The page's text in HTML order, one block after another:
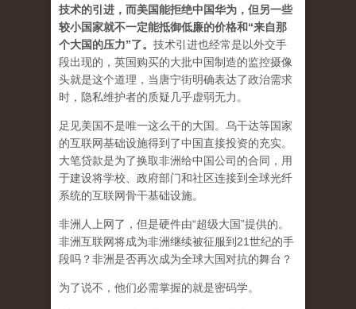
技术的引进，而美国能拒绝中国华为，但另一些
较小国家就不一定能抵御低廉的价格和“来自那
个大国的压力”了。 技术引进也经常是以外交手
段出现的，英国购买的大批中国制造的监控摄像
头就是这个道理，当唐宁街明确表达了政治需求
时，隐私维护者的质疑几乎虚弱无力。
足见美国不是唯一这么干的大国。乌干达等国家
的互联网基础设施得到了中国直接投资的充实。
大笔贷款是为了换取非洲给中国公司的合同，用
于建设将学校、政府部门和社区连接到全球光纤
系统的互联网骨干基础设施。
非洲人上网了，但是硬件由“超级大国”提供的。
非洲互联网将成为非洲继续被征服到21世纪的手
段吗？非洲是否再次成为全球大国对抗的舞台？
为了说不，他们必需掌握的就是密码学。